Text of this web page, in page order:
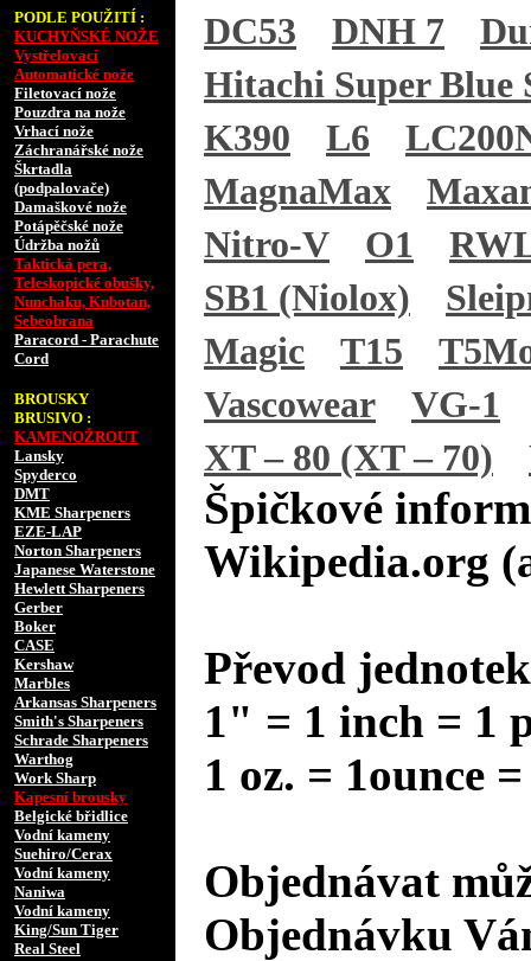
PODLE POUŽITÍ :
KUCHYŇSKÉ NOŽE
Vystřelovací
Automatické nože
Filetovací nože
Pouzdra na nože
Vrhací nože
Záchranářské nože
Škrtadla
(podpalovače)
Damaškové nože
Potápěčské nože
Údržba nožů
Taktická pera,
Teleskopické obušky,
Nunchaku, Kubotan,
Sebeobrana
Paracord - Parachute
Cord
BROUSKY
BRUSIVO :
KAMENOŽROUT
Lansky
Spyderco
DMT
KME Sharpeners
EZE-LAP
Norton Sharpeners
Japanese Waterstone
Hewlett Sharpeners
Gerber
Boker
CASE
Kershaw
Marbles
Arkansas Sharpeners
Smith's Sharpeners
Schrade Sharpeners
Warthog
Work Sharp
Kapesní brousky
Belgické břidlice
Vodní kameny
Suehiro/Cerax
Vodní kameny
Naniwa
Vodní kameny
King/Sun Tiger
Real Steel
DC53
DNH 7
Hitachi Super Blue
K390
L6
MagnaMax
Nitro-V
O1
SB1 (Niolox)
Magic
T15
Vascowear
VG-1
XT – 80 (XT – 70)
Špičkové
Wikipedia.org
Převod
1" = 1 inch = 1
1 oz. = 1ounce
Objednávat
Objednávku